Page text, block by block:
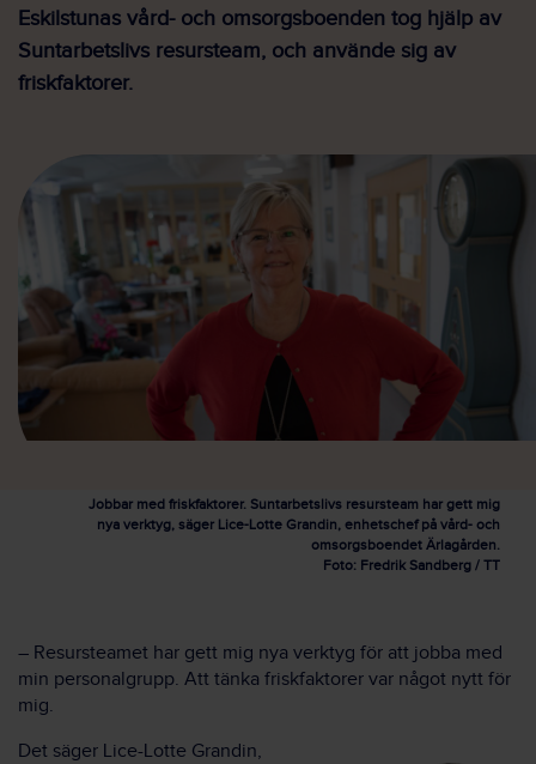
Eskilstunas vård- och omsorgsboenden tog hjälp av
Suntarbetslivs resursteam, och använde sig av
friskfaktorer.
Jobbar med friskfaktorer. Suntarbetslivs resursteam har gett mig
nya verktyg, säger Lice-Lotte Grandin, enhetschef på vård- och
omsorgsboendet Ärlagården.
Foto: Fredrik Sandberg / TT
– Resursteamet har gett mig nya verktyg för att jobba med
min personalgrupp. Att tänka friskfaktorer var något nytt för
mig.
Det säger Lice-Lotte Grandin,